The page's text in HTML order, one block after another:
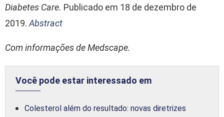
Diabetes Care. Publicado em 18 de dezembro de
2019. Abstract
Com informações de Medscape.
Você pode estar interessado em
Colesterol além do resultado: novas diretrizes